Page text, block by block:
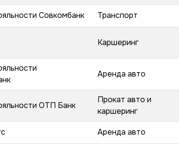
Совкомбанк Транспорт
Каршеринг
Аренда авто
ОТП Банк
Прокат авто и
каршеринг
Аренда авто